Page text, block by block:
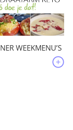
WEEKMENU’S